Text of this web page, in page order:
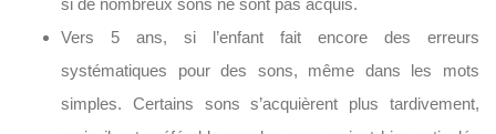
si de nombreux sons ne sont pas acquis.
Vers 5 ans, si l’enfant fait encore des erreurs
systématiques pour des sons, même dans les mots
simples. Certains sons s’acquièrent plus tardivement,